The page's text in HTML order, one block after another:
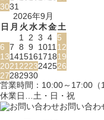
3031
2026年9月
日 月 火水木金土
1
2 3 4 5
6 7 8 9 1011 12
13141516171819
2021 2223242526
27282930
営業時間：10:00～17:00（
休業日…土・日・祝
お問い合わ